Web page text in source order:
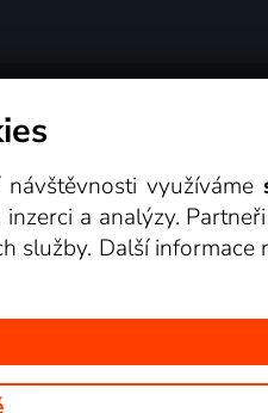
návštěvnosti využíváme
a analýzy.
služby. Další informace